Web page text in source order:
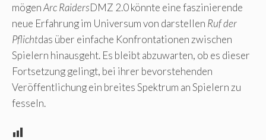
mögenArc RaidersDMZ 2.0 könnte eine faszinierende
neue Erfahrung im Universum von darstellen Ruf der
Pflichtdas über einfache Konfrontationen zwischen
Spielern hinausgeht. Es bleibt abzuwarten, ob es dieser
Fortsetzung gelingt, bei ihrer bevorstehenden
Veröffentlichung ein breites Spektrum an Spielern zu
fesseln.